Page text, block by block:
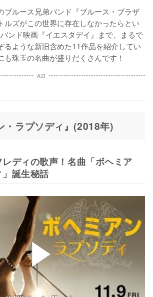
ブルース兄弟バンド『ブルース・ブラザ
ルズがこの世界に存在しなかったらとい
ンド映画『イエスタデイ』まで、まるで
るような新旧含めた11作品を紹介してい
も珠玉の名曲が盛りだくさんです！
AD
・ラプソディ』(2018年)
ディの歌声！名曲「ボヘミア
」誕生秘話